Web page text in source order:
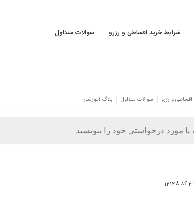
شرایط خرید اقساطی و رزرو سوالات متداول
و رزرو سوالات متداول بلاگ آموزشی